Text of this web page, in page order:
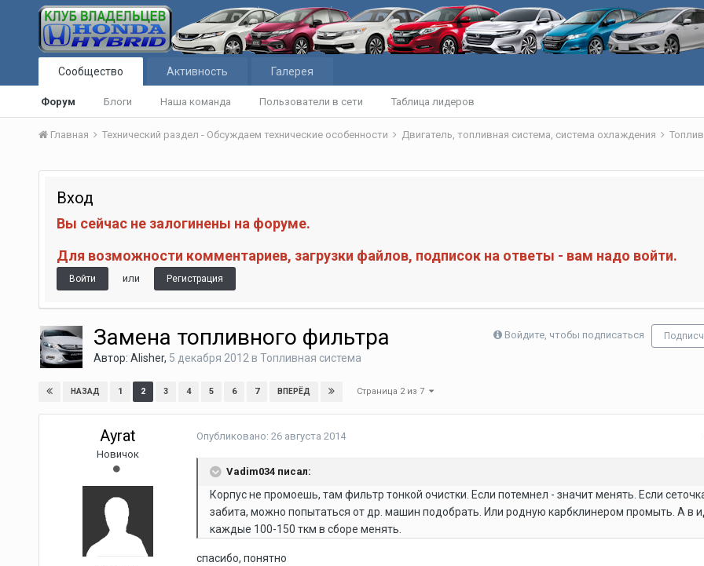
Сообщество
Форум Блоги Наша команда Пользователи в сети Таблица лидеров
Активность Галерея
Главная Технический раздел - Обсуждаем технические особенности Двигатель, топливная система, система охлаждения
Вход
Вы сейчас не залогинены на форуме.
Для возможности комментариев, загрузки файлов, подписок на ответы - вам надо войти.
Войти или Регистрация
Войдите, чтобы подписаться
Замена топливного фильтра
Автор: Alisher, 5 декабря 2012 в Топливная система
НАЗАД 1 2 3 4 5 6 7 ВПЕРЁД Страница 2 из 7
Ayrat
Новичок
Опубликовано: 26 августа 2014
Vadim034 писал:
Корпус не промоешь, там фильтр тонкой очистки. Если потемнел - значит менять. Если
забита, можно попытаться от др. машин подобрать. Или родную карбклинером промыть. А в
каждые 100-150 ткм в сборе менять.
спасибо, понятно